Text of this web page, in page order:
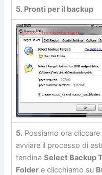
5. Pronti per il backup
5. Possiamo ora
avviare il processo di
tendinaSelect Backup
Folder e clicchiamo su